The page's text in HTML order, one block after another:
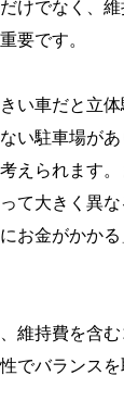
けでなく、
要です。
い車だと立
い駐車場が
えられます
て大きく異
お金がかか
維持費を含
でバランス